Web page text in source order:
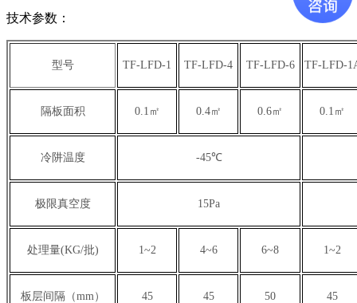
技术参数：
型号 TF-LFD-1 TF-LFD-4 TF-LFD-6 TF-LFD-
隔板面积 0.1㎡ 0.4㎡ 0.6㎡ 0.1㎡
冷阱温度 -45℃
极限真空度 15Pa
处理量(KG/批) 1~2 4~6 6~8 1~2
板层间隔（mm） 45 45 50 45